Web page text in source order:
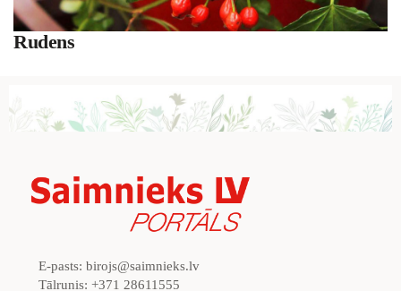
Rudens
E-pasts: birojs@saimnieks.lv
Tālrunis: +371 28611555